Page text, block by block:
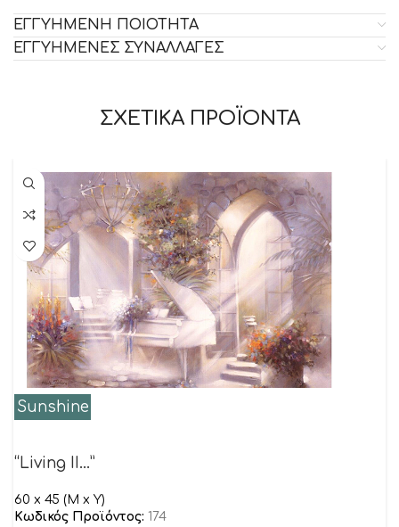
ΕΓΓΥΗΜΕΝΗ ΠΟΙΟΤΗΤΑ
ΕΓΓΥΗΜΕΝΕΣ ΣΥΝΑΛΛΑΓΕΣ
ΣΧΕΤΙΚΑ ΠΡΟΪΟΝΤΑ
Sunshine
“Living II…”
60 x 45 (M x Y)
Κωδικός Προϊόντος: 174